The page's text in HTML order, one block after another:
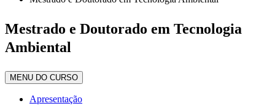
Mestrado e Doutorado em Tecnologia
Ambiental
MENU DO CURSO
Apresentação